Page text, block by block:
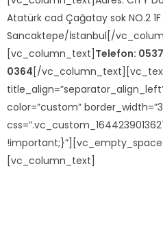
Atatürk cad Çağatay sok NO.2 1F
Sancaktepe/İstanbul [/
[vc_column_text] Telefon:
0364 [/
color=”custom”
!important;}”][vc_empty_space
[vc_column_text]